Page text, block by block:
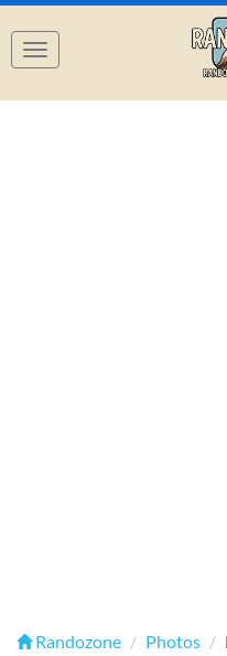
Navigation
Randozone Photos